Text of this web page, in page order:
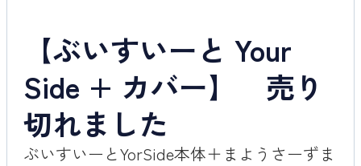
【ぶいすいーと Your
Side + カバー】 売り
切れました
ぶいすいーとYorSide本体＋まようさーずま